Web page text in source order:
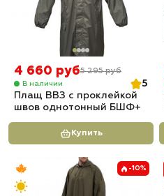
4 660 руб5 295 руб
В наличии
5
Плащ ВВЗ с проклейкой
швов однотонный БШФ+
Купить
-10%